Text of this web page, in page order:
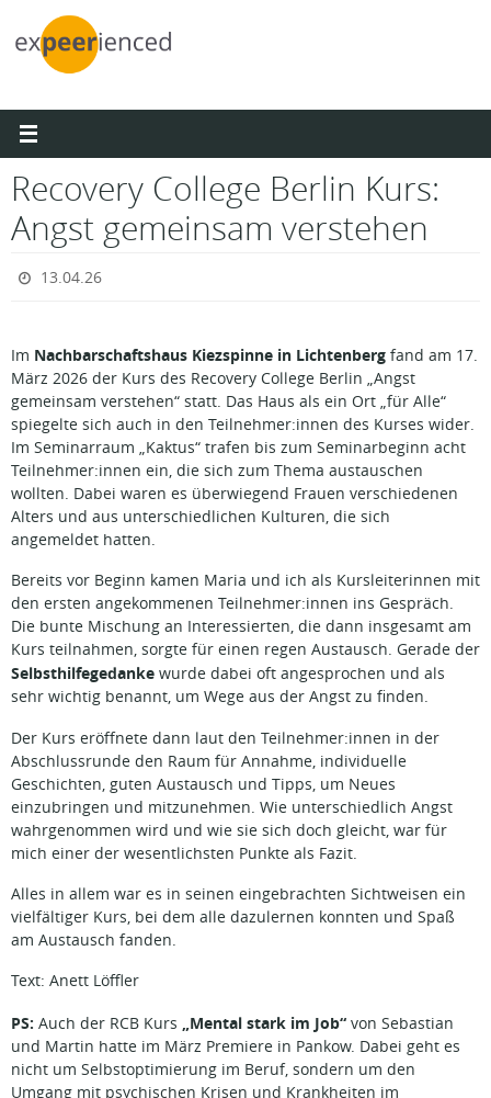
Inhalt
springen
Recovery College Berlin Kurs:
Angst gemeinsam verstehen
13.04.26
Im Nachbarschaftshaus Kiezspinne in Lichtenberg fand am 17.
März 2026 der Kurs des Recovery College Berlin „Angst
gemeinsam verstehen“ statt. Das Haus als ein Ort „für Alle“
spiegelte sich auch in den Teilnehmer:innen des Kurses wider.
Im Seminarraum „Kaktus“ trafen bis zum Seminarbeginn acht
Teilnehmer:innen ein, die sich zum Thema austauschen
wollten. Dabei waren es überwiegend Frauen verschiedenen
Alters und aus unterschiedlichen Kulturen, die sich
angemeldet hatten.
Bereits vor Beginn kamen Maria und ich als Kursleiterinnen mit
den ersten angekommenen Teilnehmer:innen ins Gespräch.
Die bunte Mischung an Interessierten, die dann insgesamt am
Kurs teilnahmen, sorgte für einen regen Austausch. Gerade der
Selbsthilfegedanke wurde dabei oft angesprochen und als
sehr wichtig benannt, um Wege aus der Angst zu finden.
Der Kurs eröffnete dann laut den Teilnehmer:innen in der
Abschlussrunde den Raum für Annahme, individuelle
Geschichten, guten Austausch und Tipps, um Neues
einzubringen und mitzunehmen. Wie unterschiedlich Angst
wahrgenommen wird und wie sie sich doch gleicht, war für
mich einer der wesentlichsten Punkte als Fazit.
Alles in allem war es in seinen eingebrachten Sichtweisen ein
vielfältiger Kurs, bei dem alle dazulernen konnten und Spaß
am Austausch fanden.
Text: Anett Löffler
PS: Auch der RCB Kurs „Mental stark im Job“ von Sebastian
und Martin hatte im März Premiere in Pankow. Dabei geht es
nicht um Selbstoptimierung im Beruf, sondern um den
Umgang mit psychischen Krisen und Krankheiten im